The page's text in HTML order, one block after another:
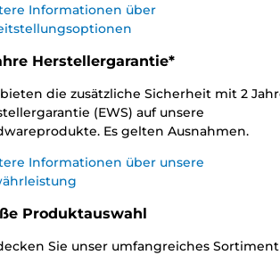
Informationen über
Herstellergarantie*
die zusätzliche Sicherheit mit 2
(EWS) auf unsere
Es gelten Ausnahmen.
Informationen über unsere
Produktauswahl
Sie unser umfangreiches Sortiment